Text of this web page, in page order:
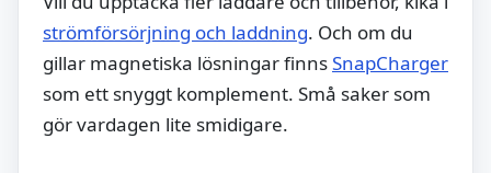
strömförsörjning och laddning. Och om du
gillar magnetiska lösningar finnsSnapCharger
som ett snyggt komplement. Små saker som
gör vardagen lite smidigare.